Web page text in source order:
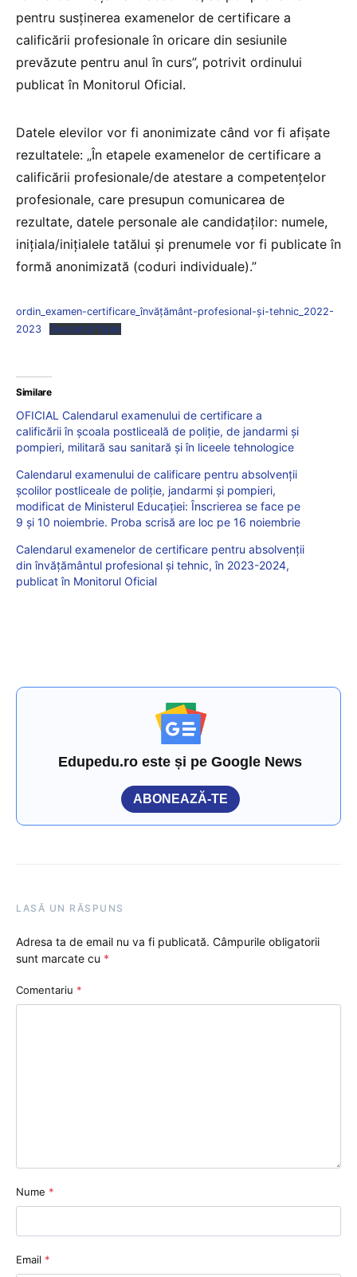
pentru susținerea examenelor de certificare a
calificării profesionale în oricare din sesiunile
prevăzute pentru anul în curs”, potrivit ordinului
publicat în Monitorul Oficial.
Datele elevilor vor fi anonimizate când vor fi afișate
rezultatele: „În etapele examenelor de certificare a
calificării profesionale/de atestare a competențelor
profesionale, care presupun comunicarea de
rezultate, datele personale ale candidaților: numele,
inițiala/inițialele tatălui și prenumele vor fi publicate în
formă anonimizată (coduri individuale).”
ordin_examen-certificare_învățământ-profesional-și-tehnic_2022-
2023
Descarcă fișier
Similare
OFICIAL Calendarul examenului de certificare a
calificării în școala postliceală de poliție, de jandarmi și
pompieri, militară sau sanitară și în liceele tehnologice
Calendarul examenului de calificare pentru absolvenții
școlilor postliceale de poliție, jandarmi și pompieri,
modificat de Ministerul Educației: Înscrierea se face pe
9 și 10 noiembrie. Proba scrisă are loc pe 16 noiembrie
Calendarul examenelor de certificare pentru absolvenții
din învățământul profesional și tehnic, în 2023-2024,
publicat în Monitorul Oficial
Edupedu.ro este și pe Google News
ABONEAZĂ-TE
LASĂ UN RĂSPUNS
Adresa ta de email nu va fi publicată. Câmpurile obligatorii
sunt marcate cu *
Comentariu *
Nume *
Email *